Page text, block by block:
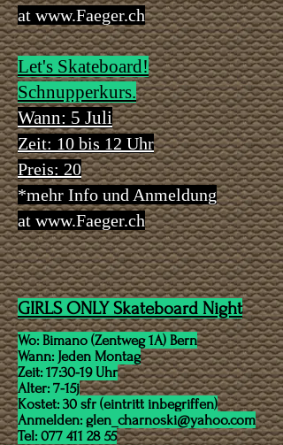
at www.Faeger.ch
Let's Skateboard!
Schnupperkurs.
Wann: 5 Juli
Zeit: 10 bis 12 Uhr
Preis: 20
*mehr Info und Anmeldung
at www.Faeger.ch
GIRLS ONLY Skateboard Night
Wo: Bimano (Zentweg 1A) Bern
Wann: Jeden Montag
Zeit: 17:30-19 Uhr
Alter: 7-15j
Kostet: 30 sfr (eintritt inbegriffen)
Anmelden: glen_charnoski@yahoo.com
Tel: 077 411 28 55